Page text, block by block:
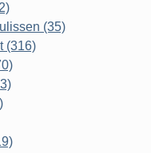
(35)
(316)